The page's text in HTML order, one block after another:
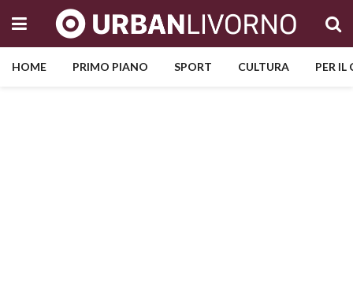
HOME PRIMO PIANO SPORT CULTURA PER